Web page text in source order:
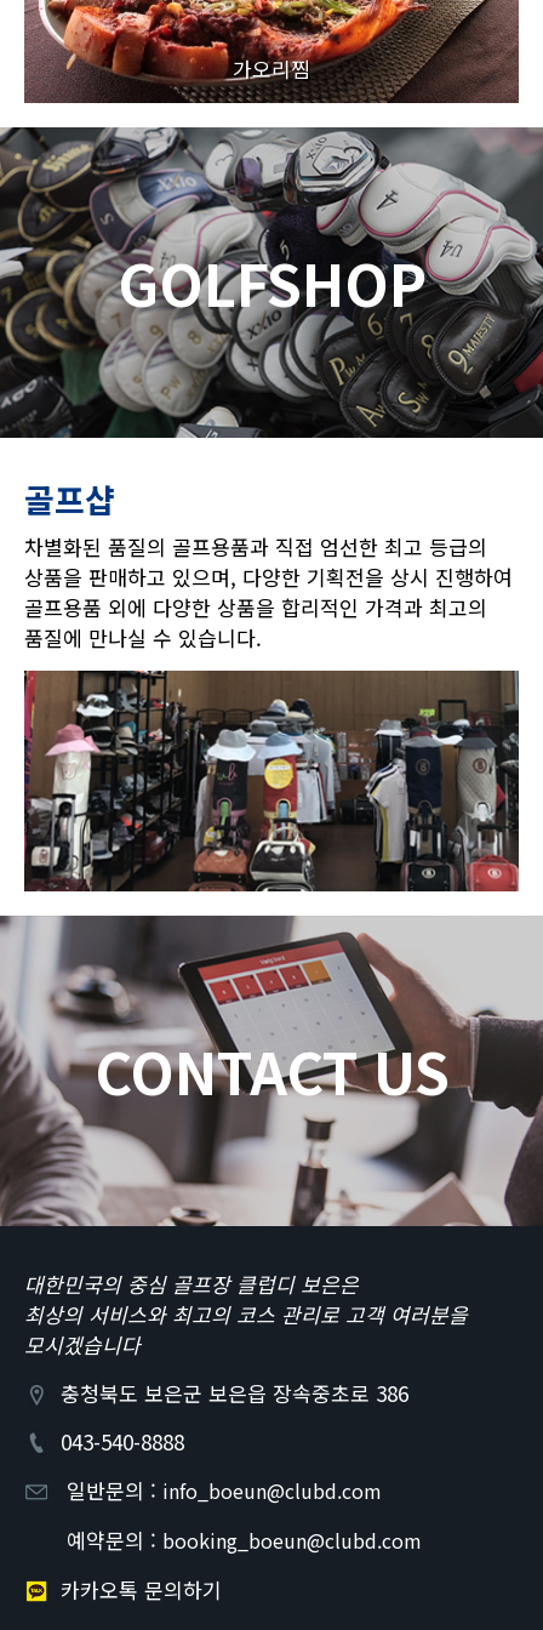
가오리찜
GOLFSHOP
골프샵
차별화된 품질의 골프용품과 직접 엄선한 최고 등급의
상품을 판매하고 있으며, 다양한 기획전을 상시 진행하여
골프용품 외에 다양한 상품을 합리적인 가격과 최고의
품질에 만나실 수 있습니다.
CONTACT US
대한민국의 중심 골프장 클럽디 보은은
최상의 서비스와 최고의 코스 관리로 고객 여러분을
모시겠습니다
충청북도 보은군 보은읍 장속중초로 386
043-540-8888
일반문의 : info_boeun@clubd.com
예약문의 : booking_boeun@clubd.com
카카오톡 문의하기